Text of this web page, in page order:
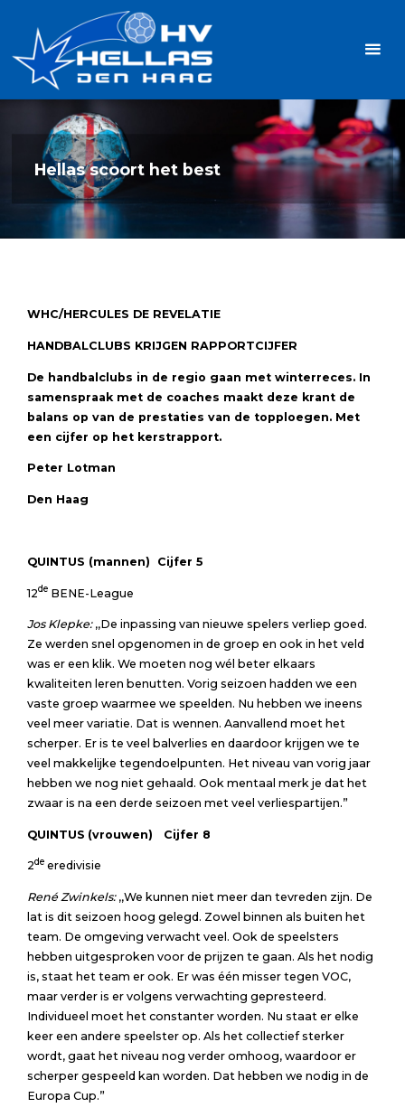
inhoud
Hellas scoort het best
WHC/HERCULES DE REVELATIE
HANDBALCLUBS KRIJGEN RAPPORTCIJFER
De handbalclubs in de regio gaan met winterreces. In
samenspraak met de coaches maakt deze krant de
balans op van de prestaties van de topploegen. Met
een cijfer op het kerstrapport.
Peter Lotman
Den Haag
QUINTUS (mannen) Cijfer 5
12deBENE-League
Jos Klepke:,,De inpassing van nieuwe spelers verliep goed.
Ze werden snel opgenomen in de groep en ook in het veld
was er een klik. We moeten nog wél beter elkaars
kwaliteiten leren benutten. Vorig seizoen hadden we een
vaste groep waarmee we speelden. Nu hebben we ineens
veel meer variatie. Dat is wennen. Aanvallend moet het
scherper. Er is te veel balverlies en daardoor krijgen we te
veel makkelijke tegendoelpunten. Het niveau van vorig jaar
hebben we nog niet gehaald. Ook mentaal merk je dat het
zwaar is na een derde seizoen met veel verliespartijen.”
QUINTUS (vrouwen) Cijfer 8
2deeredivisie
René Zwinkels:,,We kunnen niet meer dan tevreden zijn. De
lat is dit seizoen hoog gelegd. Zowel binnen als buiten het
team. De omgeving verwacht veel. Ook de speelsters
hebben uitgesproken voor de prijzen te gaan. Als het nodig
is, staat het team er ook. Er was één misser tegen VOC,
maar verder is er volgens verwachting gepresteerd.
Individueel moet het constanter worden. Nu staat er elke
keer een andere speelster op. Als het collectief sterker
wordt, gaat het niveau nog verder omhoog, waardoor er
scherper gespeeld kan worden. Dat hebben we nodig in de
Europa Cup.”